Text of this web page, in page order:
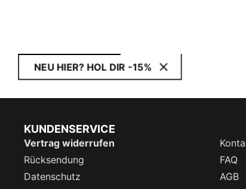
NEU HIER? HOL DIR -15%
KUNDENSERVICE
Vertrag widerrufen
Rücksendung
FAQ
Datenschutz
AGB